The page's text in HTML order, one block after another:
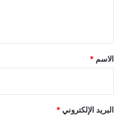
*
الاسم *
البريد الإلكتروني*